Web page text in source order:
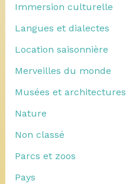
Immersion culturelle
Langues et dialectes
Location saisonnière
Merveilles du monde
Musées et architectures
Nature
Non classé
Parcs et zoos
Pays